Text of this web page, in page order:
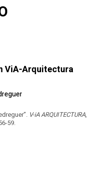
ViA-Arquitectura
V-iA ARQUITECTURA,
59.